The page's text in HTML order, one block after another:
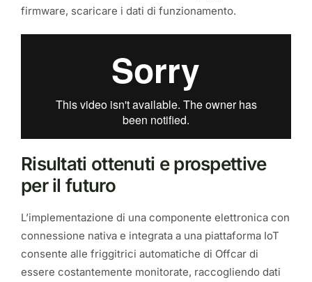
firmware, scaricare i dati di funzionamento.
Risultati ottenuti e prospettive
per il futuro
L’implementazione di una componente elettronica con
connessione nativa e integrata a una piattaforma IoT
consente alle friggitrici automatiche di Offcar di
essere costantemente monitorate, raccogliendo dati